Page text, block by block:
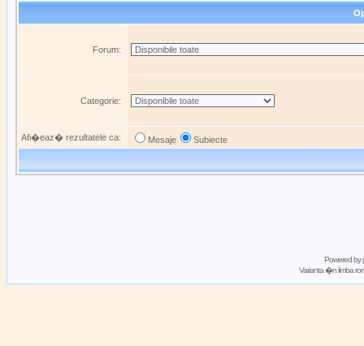
Forum:
Categorie:
Afi�eaz� rezultatele ca: Mesaje Subiecte
Powered by
Varianta �n limba